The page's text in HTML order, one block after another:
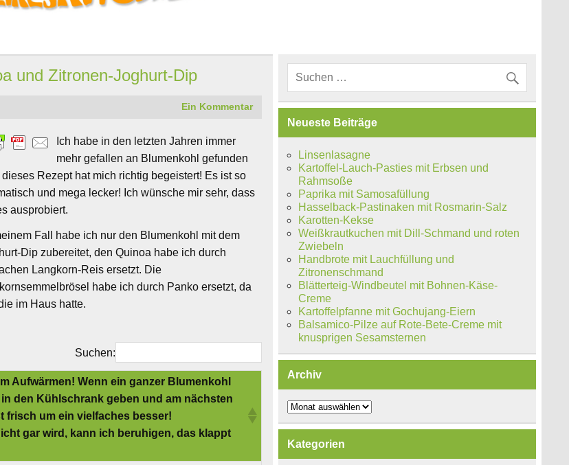
und Zitronen-Joghurt-Dip
Ein Kommentar
Ich habe in den letzten Jahren immer
mehr gefallen an Blumenkohl gefunden
dieses Rezept hat mich richtig begeistert! Es ist so
und mega lecker! Ich wünsche mir sehr, dass
ausprobiert.
Fall habe ich nur den Blumenkohl mit dem
Dip zubereitet, den Quinoa habe ich durch
Langkorn-Reis ersetzt. Die
habe ich durch Panko ersetzt, da
im Haus hatte.
Suchen:
Aufwärmen! Wenn ein ganzer Blumenkohl
den Kühlschrank geben und am nächsten
frisch um ein vielfaches besser!
gar wird, kann ich beruhigen, das klappt
Neueste Beiträge
Linsenlasagne
Kartoffel-Lauch-Pasties mit Erbsen und
Rahmsoße
Paprika mit Samosafüllung
Hasselback-Pastinaken mit Rosmarin-Salz
Karotten-Kekse
Weißkrautkuchen mit Dill-Schmand und roten
Zwiebeln
Handbrote mit Lauchfüllung und
Zitronenschmand
Blätterteig-Windbeutel mit Bohnen-Käse-
Creme
Kartoffelpfanne mit Gochujang-Eiern
Balsamico-Pilze auf Rote-Bete-Creme mit
knusprigen Sesamsternen
Archiv
Archiv
Kategorien